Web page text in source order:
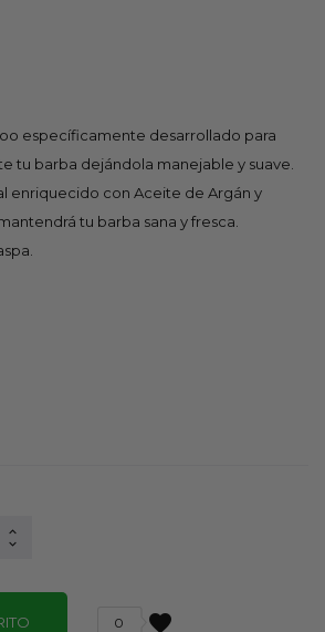
específicamente desarrollado para
tu barba dejándola manejable y suave.
enriquecido con Aceite de Argán y
tu barba sana y fresca.
favorite
0